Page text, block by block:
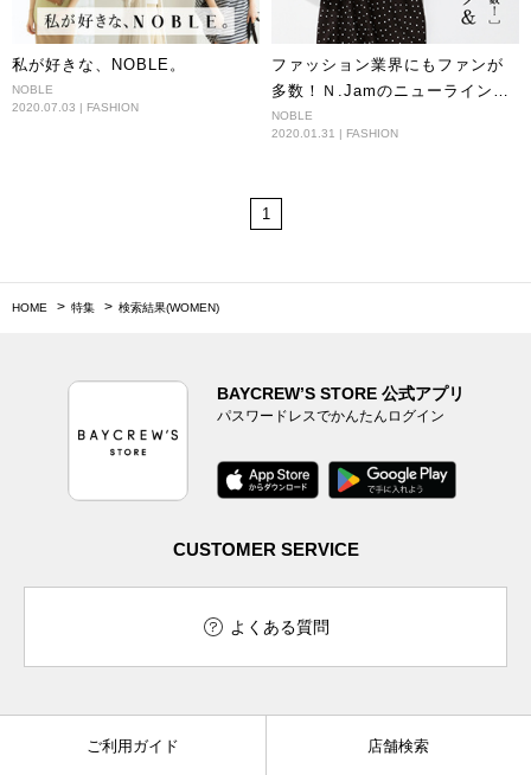
私が好きな、NOBLE。
NOBLE
2020.07.03 | FASHION
ファッション業界にもファンが
多数！Ｎ.Jamのニューラインナ
ップ＆コーデ！
NOBLE
2020.01.31 | FASHION
1
HOME 特集 検索結果(WOMEN)
BAYCREW’S STORE 公式アプリ
パスワードレスでかんたんログイン
CUSTOMER SERVICE
よくある質問
ご利用ガイド 店舗検索